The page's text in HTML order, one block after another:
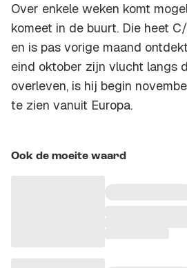
Over enkele weken komt
komeet in de buurt. Die heet
en is pas vorige maand
eind oktober zijn vlucht langs
overleven, is hij begin
te zien vanuit Europa.
Ook de moeite waard